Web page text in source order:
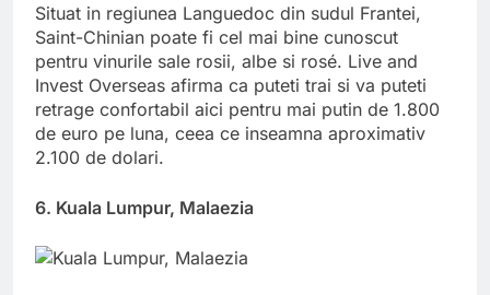
Situat in regiunea Languedoc din sudul Frantei,
Saint-Chinian poate fi cel mai bine cunoscut
pentru vinurile sale rosii, albe si rosé. Live and
Invest Overseas afirma ca puteti trai si va puteti
retrage confortabil aici pentru mai putin de 1.800
de euro pe luna, ceea ce inseamna aproximativ
2.100 de dolari.
6. Kuala Lumpur, Malaezia